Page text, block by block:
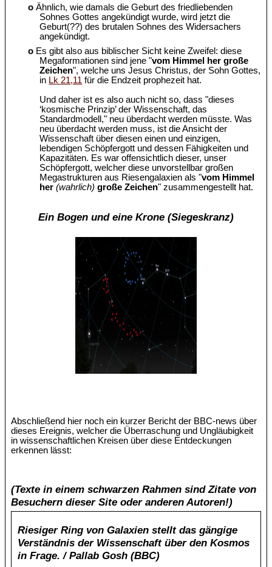
o Ähnlich, wie damals die Geburt des friedliebenden
Sohnes Gottes angekündigt wurde, wird jetzt die
Geburt(??) des brutalen Sohnes des Widersachers
angekündigt.
o Es gibt also aus biblischer Sicht keine Zweifel: diese
Megaformationen sind jene "vom Himmel her große
Zeichen", welche uns Jesus Christus, der Sohn Gottes,
in Lk 21,11 für die Endzeit prophezeit hat.
Und daher ist es also auch nicht so, dass "dieses
‘kosmische Prinzip’ der Wissenschaft, das
Standardmodell," neu überdacht werden müsste. Was
neu überdacht werden muss, ist die Ansicht der
Wissenschaft über diesen einen und einzigen,
lebendigen Schöpfergott und dessen Fähigkeiten und
Kapazitäten. Es war offensichtlich dieser, unser
Schöpfergott, welcher diese unvorstellbar großen
Megastrukturen aus Riesengalaxien als "vom Himmel
her(wahrlich) große Zeichen" zusammengestellt hat.
Ein Bogen und eine Krone (Siegeskranz)
Abschließend hier noch ein kurzer Bericht der BBC-news über
dieses Ereignis, welcher die Überraschung und Ungläubigkeit
in wissenschaftlichen Kreisen über diese Entdeckungen
erkennen lässt:
(Texte in einem schwarzen Rahmen sind Zitate von
Besuchern dieser Site oder anderen Autoren!)
Riesiger Ring von Galaxien stellt das gängige
Verständnis der Wissenschaft über den Kosmos
in Frage. / Pallab Gosh (BBC)